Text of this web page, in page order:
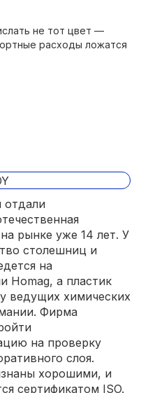
не тот цвет —
расходы ложатся
видны царапины.
отдали
рынке уже 14 лет. У
столешниц и
на
Homag, а пластик
ведущих химических
Фирма
на проверку
слоя.
хорошими, и
сертификатом ISO.